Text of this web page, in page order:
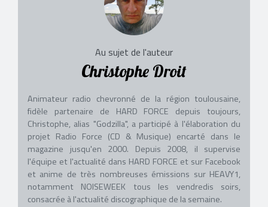
Au sujet de l'auteur
Christophe Droit
Animateur radio chevronné de la région toulousaine,
fidèle partenaire de HARD FORCE depuis toujours,
Christophe, alias "Godzilla", a participé à l'élaboration du
projet Radio Force (CD & Musique) encarté dans le
magazine jusqu'en 2000. Depuis 2008, il supervise
l'équipe et l'actualité dans HARD FORCE et sur Facebook
et anime de très nombreuses émissions sur HEAVY1,
notamment NOISEWEEK tous les vendredis soirs,
consacrée à l'actualité discographique de la semaine.